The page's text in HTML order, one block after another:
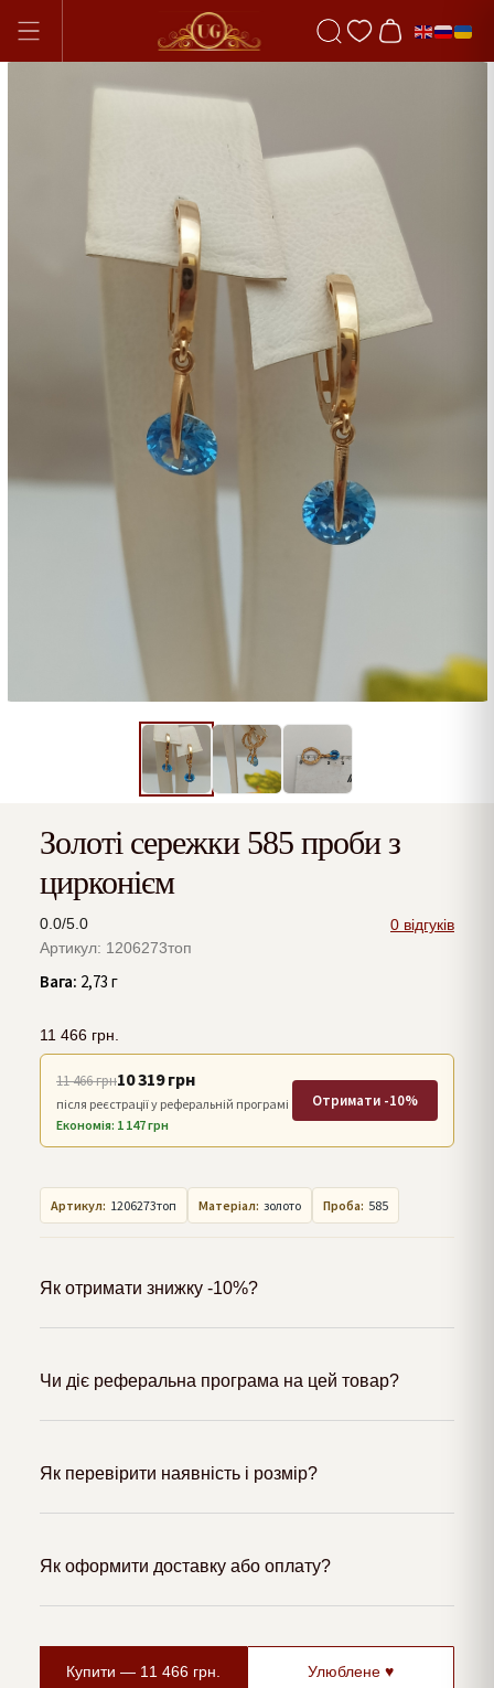
Золоті сережки 585 проби з
цирконієм
0.0/5.0
0 відгуків
Артикул: 1206273топ
Вага: 2,73 г
11 466 грн.
11 466 грн10 319 грн
після реєстрації у реферальній програмі
Економія: 1 147 грн
Отримати -10%
Артикул: 1206273топ Матеріал: золото Проба: 585
Як отримати знижку -10%?
Чи діє реферальна програма на цей товар?
Як перевірити наявність і розмір?
Як оформити доставку або оплату?
Купити — 11 466 грн. Улюблене ♥